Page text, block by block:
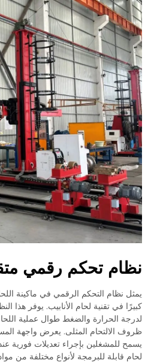
نظام تحكم رقمي
يمثل نظام التحكم الرقمي في ماكينة
كبيرًا في تقنية لحام الأنابيب. يوفر هذا
لدرجة الحرارة والضغط طوال عملية
ظروف الالتحام المثلى. يعرض واجهة
يسمح للمشغلين بإجراء تعديلات فورية
لحام قابلة للبرمجة لأنواع مختلفة من